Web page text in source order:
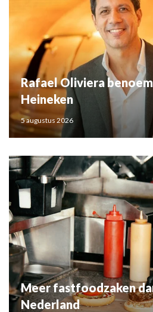
Rafael Oliviera
Heineken
5 augustus 2026
Meer fastfoodzaken
Nederland